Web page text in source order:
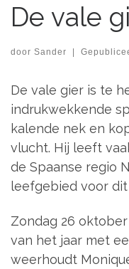
De vale
door Sander |
De vale gier is te
indrukwekkende
kalende nek en
vlucht. Hij leeft
de Spaanse regio
leefgebied voor dit
Zondag 26
van het jaar met
weerhoudt